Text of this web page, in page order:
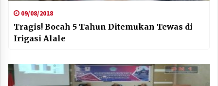
09/08/2018
Tragis! Bocah 5 Tahun Ditemukan Tewas di
Irigasi Alale